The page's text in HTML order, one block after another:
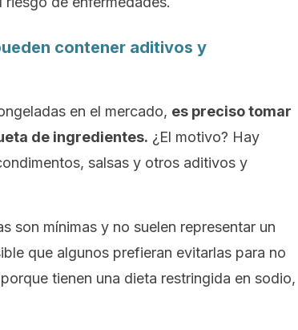
contener aditivos y
en el mercado, es preciso tomar
de ingredientes. ¿El motivo? Hay
salsas y otros aditivos y
son mínimas y no suelen representar un
que algunos prefieran evitarlas para no
tienen una dieta restringida en sodio,